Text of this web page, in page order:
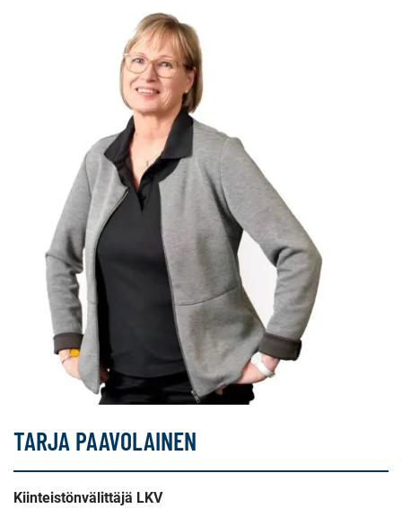
TARJA PAAVOLAINEN
Kiinteistönvälittäjä LKV